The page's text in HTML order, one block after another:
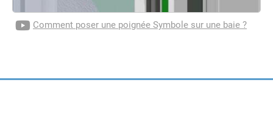
Comment poser une poignée Symbole sur une baie ?